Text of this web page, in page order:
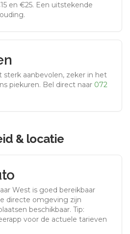
en €25. Een uitstekende
sterk aanbevolen, zeker in het
piekuren. Bel direct naar 072
& locatie
West is goed bereikbaar
directe omgeving zijn
beschikbaar. Tip:
voor de actuele tarieven